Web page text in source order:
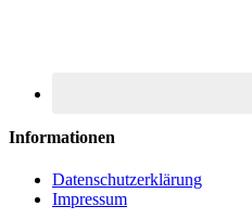
Informationen
Datenschutzerklärung
Impressum